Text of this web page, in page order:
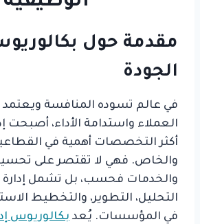
مقدمة حول
الجودة
في عالم تسوده المنافسة ويعتمد
العملاء واستدامة الأداء، أصبحت
أكثر التخصصات أهمية في
والخاص. فهي لا تقتصر على
والخدمات فحسب، بل تشمل إدارة
التحليل، التطوير، والتخطيط
في المؤسسات. يُعد بكالوريوس